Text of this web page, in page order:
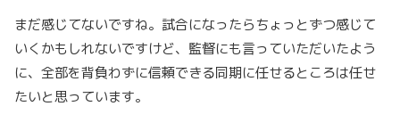
まだ感じてないですね。試合になったらちょっとずつ感じて
いくかもしれないですけど、監督にも言っていただいたよう
に、全部を背負わずに信頼できる同期に任せるところは任せ
たいと思っています。